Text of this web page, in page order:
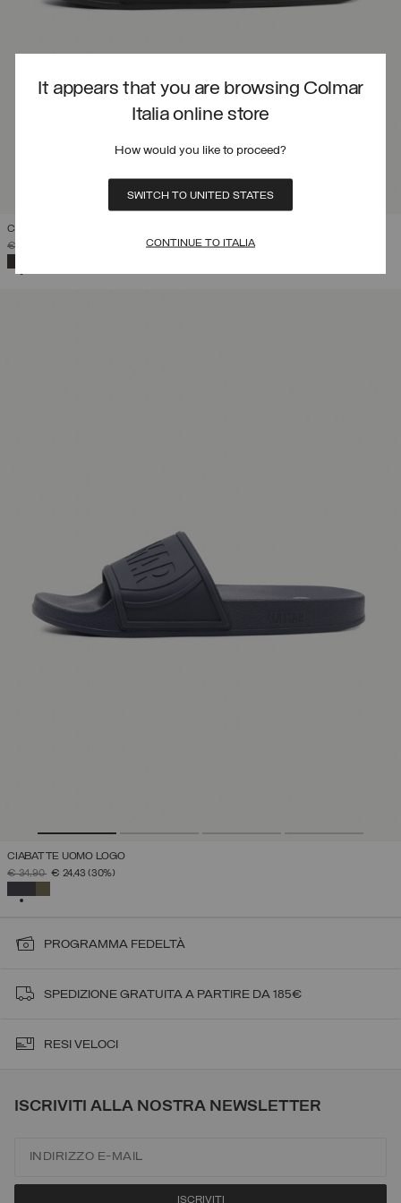
It appears that you are browsing Colmar
Italia online store
How would you like to proceed?
SWITCH TO UNITED STATES
CONTINUE TO ITALIA
CIABATTE UNISEX LOGO
PREZZO RIDOTTO DA
€ 34,90
CIABATTE UOMO LOGO
PREZZO RIDOTTO DA
€ 34,90A€ 24,43(30%)
PROGRAMMA FEDELTÀ
SPEDIZIONE GRATUITA A PARTIRE DA 185€
RESI VELOCI
ISCRIVITI ALLA NOSTRA NEWSLETTER